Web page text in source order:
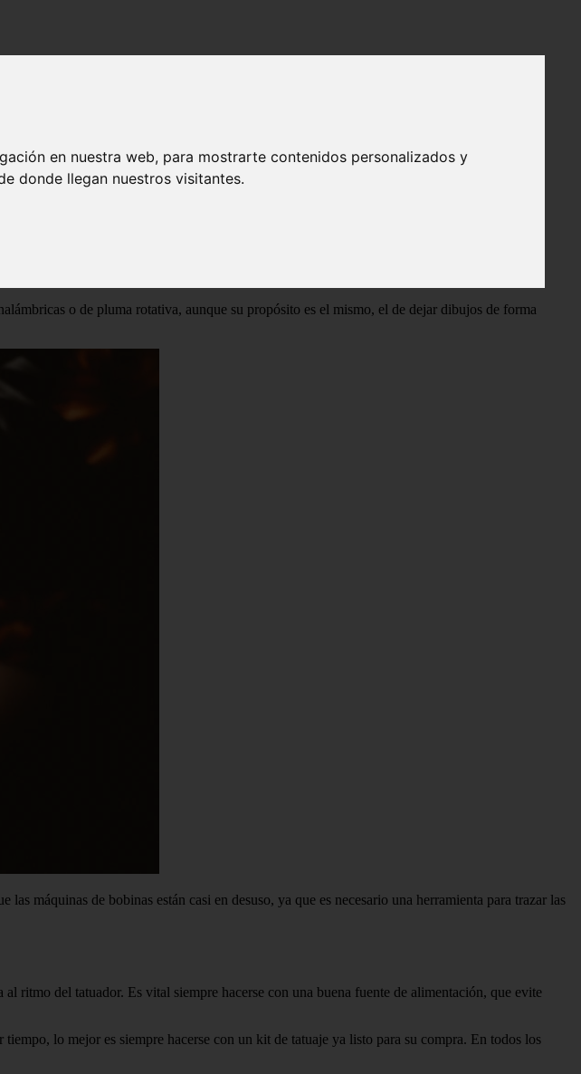
en nuestra web, para mostrarte contenidos personalizados y
donde llegan nuestros visitantes.
para hacer este tipo de trabajos. ¿De qué está hecho un kit de tatuaje?
perfectos. ¿Quieres saber que no puede faltar a la hora de crear un buen tatuaje?
o de pluma rotativa, aunque su propósito es el mismo, el de dejar dibujos de forma
máquinas de bobinas están casi en desuso, ya que es necesario una herramienta para trazar las
ritmo del tatuador. Es vital siempre hacerse con una buena fuente de alimentación, que evite
lo mejor es siempre hacerse con un kit de tatuaje ya listo para su compra. En todos los